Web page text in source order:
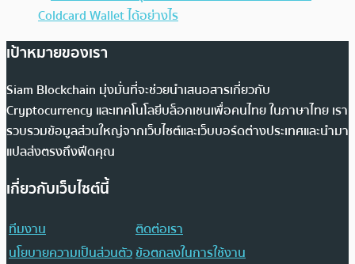
Coldcard Wallet ได้อย่างไร
เป้าหมายของเรา
Siam Blockchain มุ่งมั่นที่จะช่วยนำเสนอสารเกี่ยวกับ
Cryptocurrency และเทคโนโลยีบล็อกเชนเพื่อคนไทย ในภาษาไทย เรา
รวบรวมข้อมูลส่วนใหญ่จากเว็บไซต์และเว็บบอร์ดต่างประเทศและนำมา
แปลส่งตรงถึงฟีดคุณ
เกี่ยวกับเว็บไซต์นี้
ทีมงาน
ติดต่อเรา
นโยบายความเป็นส่วนตัวข้อตกลงในการใช้งาน